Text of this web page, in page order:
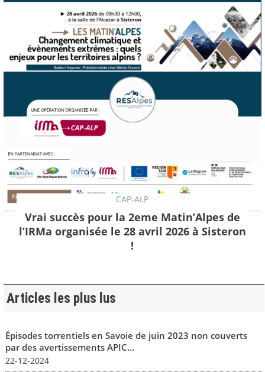
CAP-ALP
Vrai succès pour la 2eme Matin’Alpes de
l’IRMa organisée le 28 avril 2026 à Sisteron
!
Articles les plus lus
Épisodes torrentiels en Savoie de juin 2023 non couverts
par des avertissements APIC...
22-12-2024